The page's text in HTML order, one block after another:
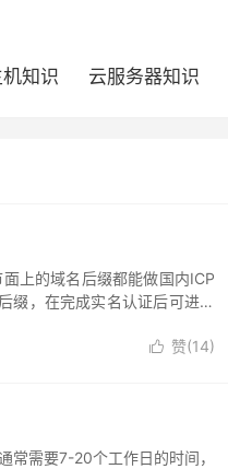
知识 云服务器知识
上的域名后缀都能做国内ICP
缀，在完成实名认证后可进行
 赞(14)
常需要7-20个工作日的时间，